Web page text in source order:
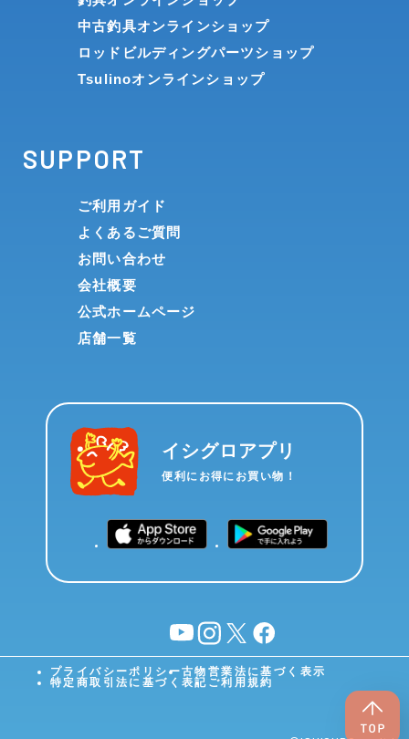
中古釣具オンラインショップ
ロッドビルディングパーツショップ
Tsulinoオンラインショップ
SUPPORT
ご利用ガイド
よくあるご質問
お問い合わせ
会社概要
公式ホームページ
店舗一覧
イシグロアプリ
便利にお得にお買い物！
YouTubeinstagram
X facebook
プライバシーポリシー古物営業法に基づく表示
特定商取引法に基づく表記 ご利用規約